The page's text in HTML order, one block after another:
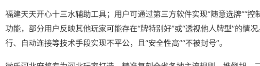
福建天天开心十三水辅助工具；用户可通过第三方软件实现“随意选牌”“控
功能，部分用户反映其他玩家可能存在“牌特别好”或“透视他人牌型”的情
行、自动连接等技术手段实现不平公，且“安全性高”“不被封号”。